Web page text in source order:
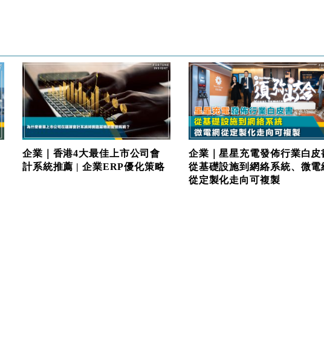
企業｜香港4大最佳上市公司會
計系統推薦 | 企業ERP優化策略
企業｜星星充電發佈行業白皮
從基礎設施到網絡系統、微電
從定製化走向可複製